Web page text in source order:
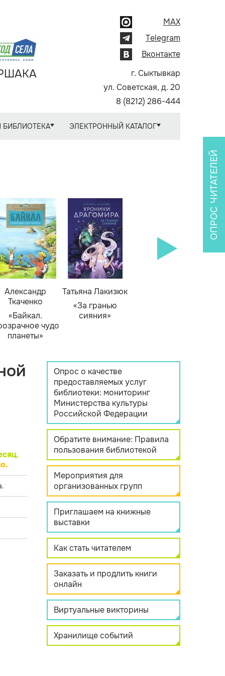
MAX
Telegram
Вконтакте
г. Сыктывкар
ул. Советская, д. 20
8 (8212) 286-444
БИБЛИОТЕКА ЭЛЕКТРОННЫЙ КАТАЛОГ
Александр
Ткаченко
«Байкал.
чудо
планеты»
Татьяна Лакизюк
«За гранью
сияния»
.
ОПРОС ЧИТАТЕЛЕЙ
Опрос о качестве
предоставляемых услуг
библиотеки: мониторинг
Министерства культуры
Российской Федерации
Обратите внимание: Правила
пользования библиотекой
Мероприятия для
организованных групп
Приглашаем на книжные
выставки
Как стать читателем
Заказать и продлить книги
онлайн
Виртуальные викторины
Хранилище событий